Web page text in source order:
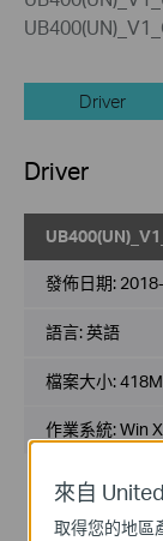
Driver
Driver
發佈日期:
語言:英語
檔案大小:
作業系統: Win
For Windows 7
Note:
1. For
來自
取得您的地區